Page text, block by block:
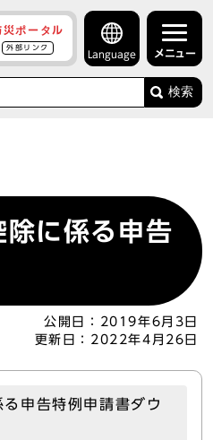
災ポータル
外部リンク
Language メニュー
検索
除に係る申告
公開日：
2019年6月3日
更新日： 2022年4月26日
申告特例申請書ダウ